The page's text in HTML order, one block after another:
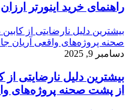
راهنمای خرید اینورتر
بیشترین دلیل نارضایتی از
صحنه پروژه‌های واقعی آریان
دسامبر 9, 2025
بیشترین دلیل نارضایتی
از پشت صحنه پروژه‌های